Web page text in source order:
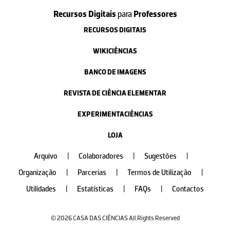
Recursos Digitais paraProfessores
RECURSOS DIGITAIS
WIKICIÊNCIAS
BANCO DE IMAGENS
REVISTA DE CIÊNCIA ELEMENTAR
EXPERIMENTACIÊNCIAS
LOJA
Arquivo Colaboradores Sugestões
Organização
Parcerias Termos de Utilização
Utilidades
Estatísticas FAQs Contactos
© 2026 CASA DAS CIÊNCIAS All Rights Reserved